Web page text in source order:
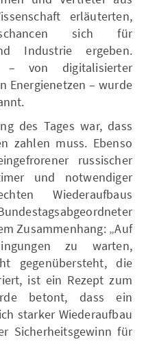
erläuterten,
sich für
Industrie ergeben.
– von digitalisierter
Energienetzen – wurde
des Tages war, dass
zahlen muss. Ebenso
russischer
und notwendiger
Wiederaufbaus
Zusammenhang: „Auf
zu warten,
gegenübersteht, die
ist ein Rezept zum
betont, dass ein
starker Wiederaufbau
Sicherheitsgewinn für